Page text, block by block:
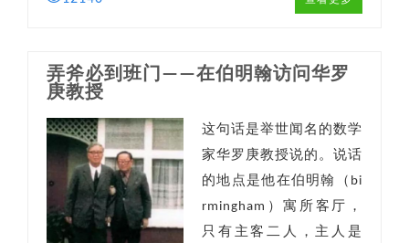
弄斧必到班门——在伯明翰访问华罗
庚教授
这句话是举世闻名的数学
家华罗庚教授说的。说话
的地点是他在伯明翰（bi
rmingham）寓所客厅，
只有主客二人，主人是